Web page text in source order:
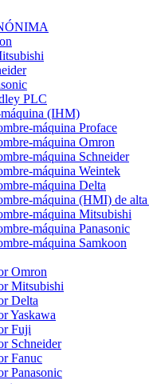
PLC
(IHM)
máquina Proface
máquina Omron
máquina Schneider
máquina Weintek
máquina Delta
máquina (HMI) de
máquina Mitsubishi
máquina Panasonic
máquina Samkoon
Omron
Mitsubishi
Delta
Yaskawa
Fuji
Schneider
Fanuc
Panasonic